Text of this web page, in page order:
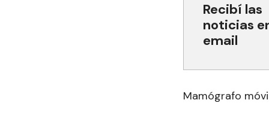
Recibí las
noticias
email
Mamógrafo